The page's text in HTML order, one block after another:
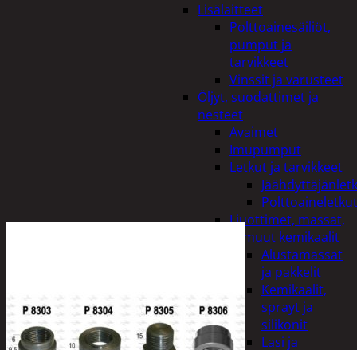
Lisälaitteet
Polttoainesäiliöt,
pumput ja
tarvikkeet
Vinssit ja varusteet
Öljyt, suodattimet ja
nesteet
Avaimet
Imupumput
Letkut ja tarvikkeet
Polttoaineletkut
Liuottimet, massat,
ja muut kemikaalit
Alustamassat
ja pakkelit
Kemikaalit,
sprayt ja
silikonit
Lasi ja